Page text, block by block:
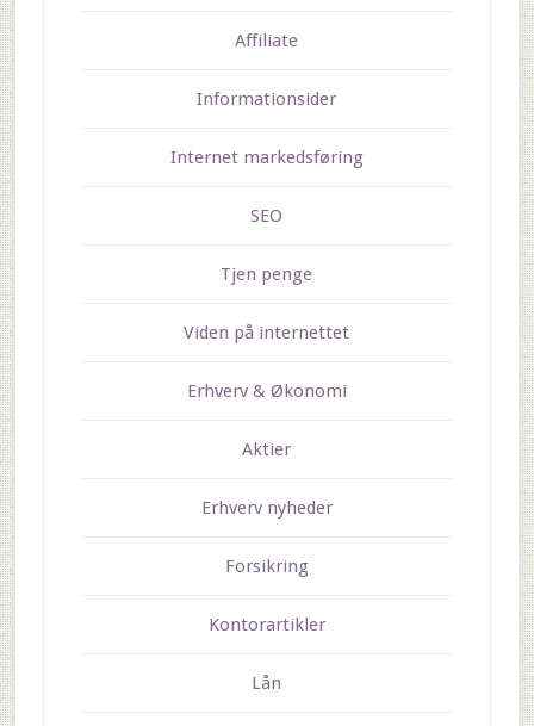
Affiliate
Informationsider
Internet markedsføring
SEO
Tjen penge
Viden på internettet
Erhverv & Økonomi
Aktier
Erhverv nyheder
Forsikring
Kontorartikler
Lån